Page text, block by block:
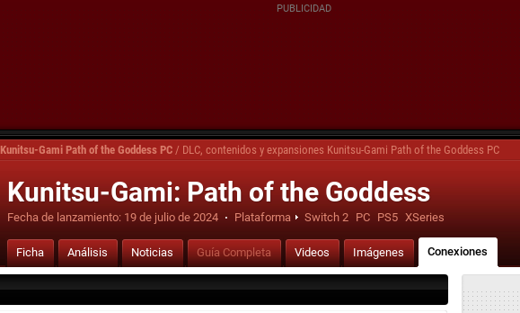
Kunitsu-Gami Path of the Goddess PC / DLC, contenidos y expansiones Kunitsu-Gami Path of the Goddess PC
Kunitsu-Gami: Path of the Goddess
Fecha de lanzamiento: 19 de julio de 2024 · Plataforma Switch 2 PC PS5 XSeries
Ficha Análisis Noticias Guía Completa Videos Imágenes Conexiones